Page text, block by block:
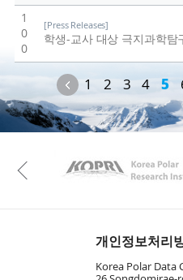
1
0
0
[Press Releases]
Previous
1 2 3 4 5
KAOS
Previous
개인정보처리
Korea Polar Data